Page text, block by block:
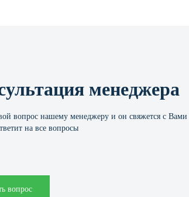
менеджера
вопрос нашему менеджеру и он свяжется с
на все вопросы
вопрос